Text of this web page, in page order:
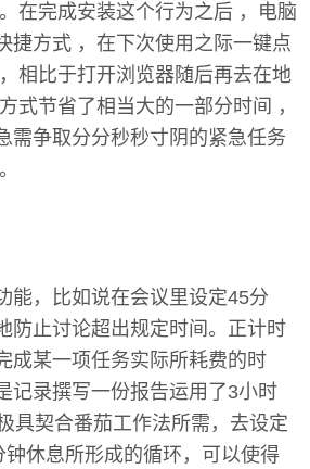
在完成安装这个行为之后 ，电脑
捷方式 ，在下次使用之际一键点
相比于打开浏览器随后再去在地
式节省了相当大的一部分时间 ，
需争取分分秒秒寸阴的紧急任务
能，比如说在会议里设定45分
防止讨论超出规定时间。正计时
成某一项任务实际所耗费的时
记录撰写一份报告运用了3小时
具契合番茄工作法所需，去设定
休息所形成的循环，可以使得